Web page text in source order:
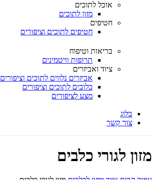
אוכל לתוכים
מזון לתוכים
חטיפים
חטיפים לתוכים וציפורים
בריאות וטיפוח
תרופות וויטמינים
ציוד ואביזרים
אביזרים נלווים לתוכים וציפורים
כלובים לתוכים וציפורים
מצע לציפורים
בלוג
צור קשר
מזון לגורי כלבים